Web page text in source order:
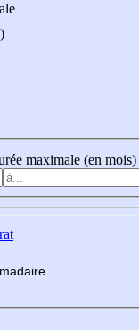
maximale (en mois)
madaire